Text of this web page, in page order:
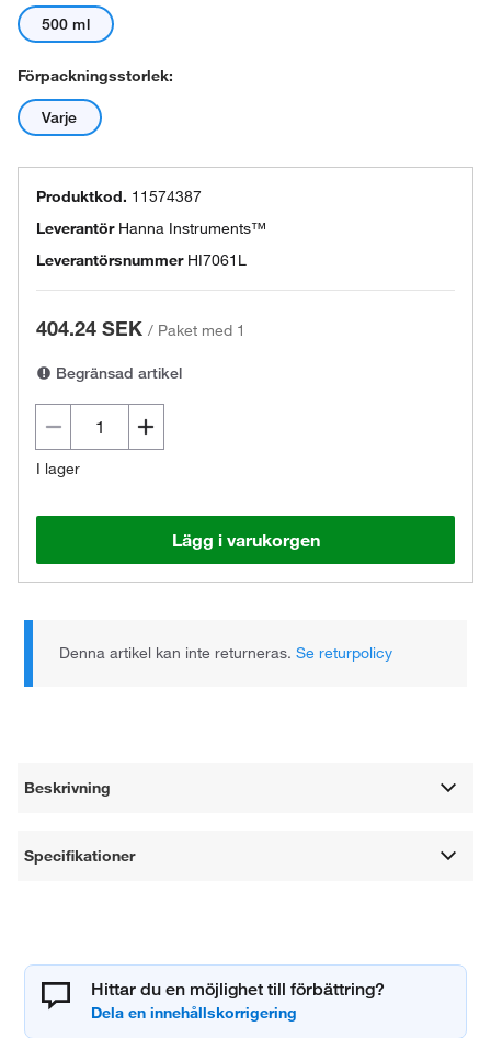
500 ml
Förpackningsstorlek:
Varje
Produktkod. 11574387
Leverantör Hanna Instruments™
Leverantörsnummer HI7061L
404.24 SEK / Paket med 1
Begränsad artikel
I lager
Lägg i varukorgen
Denna artikel kan inte returneras.Se returpolicy
Beskrivning
Specifikationer
Hittar du en möjlighet till förbättring?